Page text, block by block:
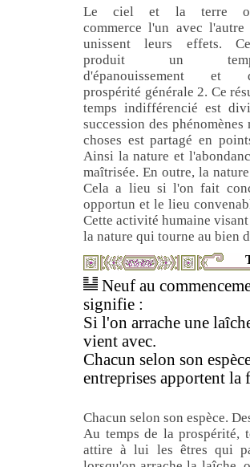
Le ciel et la terre
commerce l'un avec l'autre
unissent leurs effets.
produit un
d'épanouissement et
prospérité générale 2. Ce
temps indifférencié est
succession des
choses est partagé en
Ainsi la nature et
maîtrisée. En outre, la
Cela a lieu si l'on fait
opportun et le lieu
Cette activité humaine
la nature qui tourne au bien
Neuf au
signifie :
Si l'on arrache une
vient avec.
Chacun selon son
entreprises apportent la
Chacun selon son espèce.
Au temps de la prospérité,
attire à lui les êtres qui